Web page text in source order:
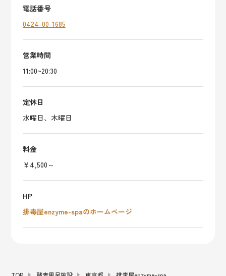
電話番号
0424-00-1685
営業時間
11:00~20:30
定休日
水曜日、木曜日
料金
￥4,500～
HP
排毒屋enzyme-spaのホームページ